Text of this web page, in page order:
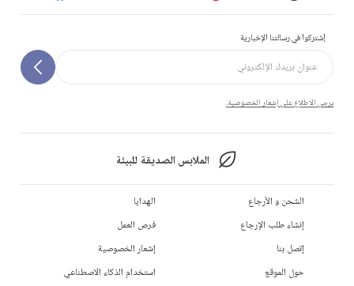
إشتركوا في رسالتنا الإخبارية
يرجى الاطلاع على إشعار الخصوصية.
الملابس الصديقة للبيئة
الشحن و الأرجاع
إنشاء طلب الإرجاع
إتصل بنا
حول الموقع
الهدايا
فرص العمل
إشعار الخصوصية
استخدام الذكاء الاصطناعي